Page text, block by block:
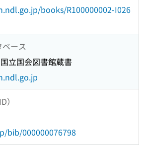
books/R100000002-I026
ース
立国会図書館蔵書
bib/000000076798